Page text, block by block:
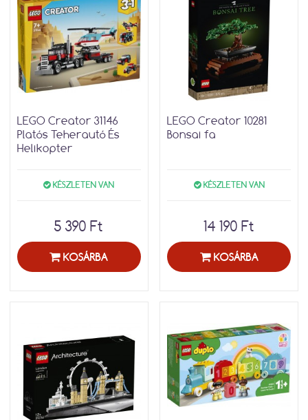
LEGO Creator 31146
Platós Teherautó És
Helikopter
KÉSZLETEN VAN
5 390 Ft
KOSÁRBA
LEGO Creator 10281
Bonsai fa
KÉSZLETEN VAN
14 190 Ft
KOSÁRBA